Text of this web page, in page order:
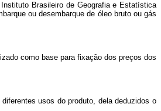
Brasileiro de Geografia e Estatística
ou desembarque de óleo bruto ou gás
como base para fixação dos preços dos
usos do produto, dela deduzidos o